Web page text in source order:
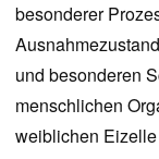
besonderer
und besonderen
menschlichen
weiblichen